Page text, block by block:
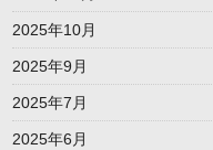
2025年10月
2025年9月
2025年7月
2025年6月